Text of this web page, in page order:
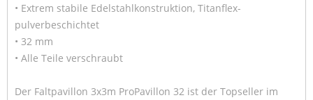
• Extrem stabile Edelstahlkonstruktion, Titanflex-
pulverbeschichtet
• 32 mm
• Alle Teile verschraubt
Der Faltpavillon 3x3m ProPavillon 32 ist der Topseller im